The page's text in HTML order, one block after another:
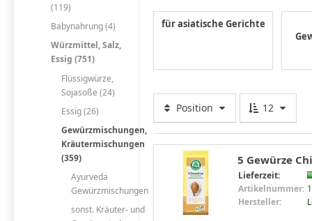
(119)
Babynahrung (4)
Würzmittel, Salz,
Essig (751)
Flüssigwürze,
Sojasoße (24)
Essig (26)
Gewürzmischungen,
Kräutermischungen
(359)
Ayurveda
Gewürzmischungen
sonst. Kräuter- und
für asiatische Gerichte
Position 12
5 Gewürze
Lieferzeit:
Artikelnummer:
Hersteller: